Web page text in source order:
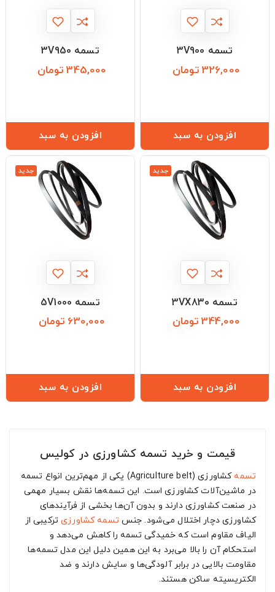
تسمه 3V900
326,000 تومان
افزودن به سبد
تسمه 3V950
345,000 تومان
افزودن به سبد
جدید
تسمه 3VX830
344,000 تومان
افزودن به سبد
جدید
تسمه 5V1000
630,000 تومان
افزودن به سبد
قیمت و خرید تسمه کشاورزی در کولیس
تسمه
کشاورزی (Agriculture belt) یکی از مهم‌ترین انواع تسمه
در ماشین‌آلات کشاورزی است. این تسمه‌ها نقش بسیار مهمی
در صنعت کشاورزی دارند و بدون آن‌ها بخشی از فرآیند‌های
کشاورزی دچار اختلال می‌شود. جنستسمه کشاورزیترکیبی از
الیاف مقاوم است که خمیدگی تسمه را کاهش می‌دهد و
استحکام آن را بالا می‌برد به این همین دلیل این مدل تسمه‌ها
مقاومت بالایی در برابر آلودگی‌ها و سایش دارند و ضد
الکتریسیته ساکن هستند.